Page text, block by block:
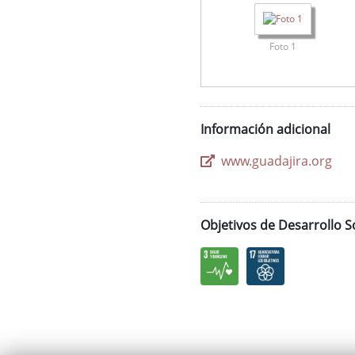
Foto 1
Información adicional
www.guadajira.org
Objetivos de Desarrollo